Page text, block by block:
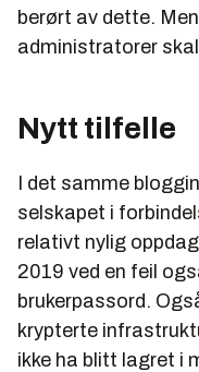
berørt av dette.
administratorer
Nytt tilfelle
I det samme
selskapet i
relativt nylig
2019 ved en feil
brukerpassord.
krypterte
ikke ha blitt lagret i